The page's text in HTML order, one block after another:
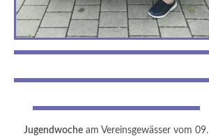
Jugendwoche am Vereinsgewässer vom 09.